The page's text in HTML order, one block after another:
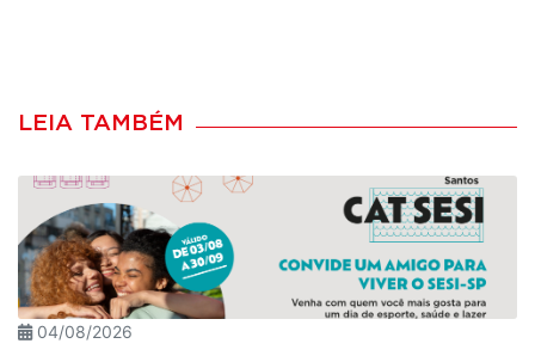
LEIA TAMBÉM
04/08/2026